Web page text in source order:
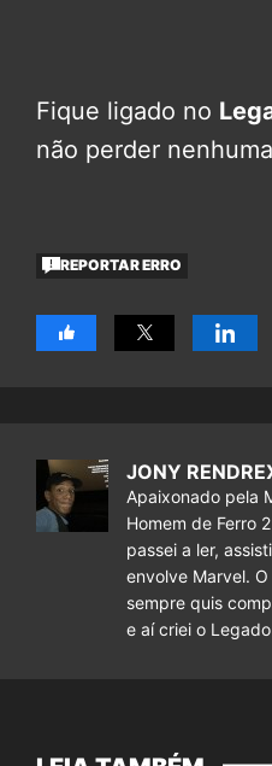
Fique ligado no
não perder
REPORTAR ERRO
JONY
Apaixonado pela
Homem de Ferro
passei a ler,
envolve Marvel.
sempre quis
e aí criei o